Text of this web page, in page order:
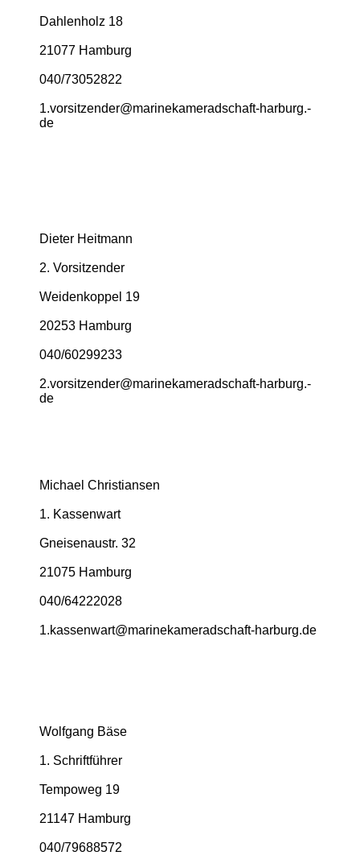
Dahlenholz 18
21077 Hamburg
040/73052822
1.­vorsitzender@­marinekameradschaft-­harburg.­
de
Dieter Heitmann
2. Vorsitzender
Weidenkoppel 19
20253 Hamburg
040/60299233
2.­vorsitzender@­marinekameradschaft-­harburg.­
de
Michael Christiansen
1. Kassenwart
Gneisenaustr. 32
21075 Hamburg
040/64222028
1.­kassenwart@­marinekameradschaft-­harburg.­de
Wolfgang Bäse
1. Schriftführer
Tempoweg 19
21147 Hamburg
040/79688572